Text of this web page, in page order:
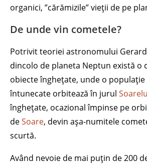
organici, ”cărămizile” vieții de pe
De unde vin cometele?
Potrivit teoriei astronomului
dincolo de planeta Neptun există o
obiecte înghețate, unde o
întunecate orbitează în jurul
înghețate, ocazional împinse pe
deSoare, devin așa-numitele
scurtă.
Având nevoie de mai puțin de 200